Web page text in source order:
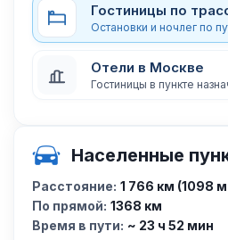
Гостиницы по
Остановки и ночлег по
Отели в Москве
Гостиницы в пункте
Населенные
Расстояние: 1 766 км (1098
По прямой: 1368 км
Время в пути: ~ 23 ч 52 мин